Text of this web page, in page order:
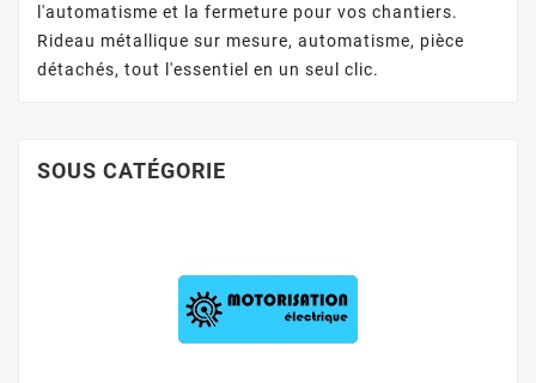
l'automatisme et la fermeture pour vos chantiers.
Rideau métallique sur mesure, automatisme, pièce
détachés, tout l'essentiel en un seul clic.
SOUS CATÉGORIE